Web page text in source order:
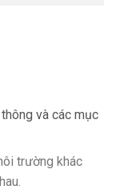
và các mục
trường khác